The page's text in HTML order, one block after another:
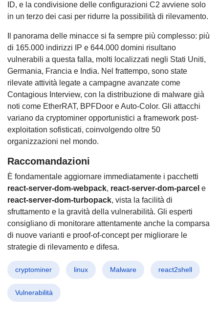
ID, e la condivisione delle configurazioni C2 avviene solo
in un terzo dei casi per ridurre la possibilità di rilevamento.
Il panorama delle minacce si fa sempre più complesso: più
di 165.000 indirizzi IP e 644.000 domini risultano
vulnerabili a questa falla, molti localizzati negli Stati Uniti,
Germania, Francia e India. Nel frattempo, sono state
rilevate attività legate a campagne avanzate come
Contagious Interview, con la distribuzione di malware già
noti come EtherRAT, BPFDoor e Auto-Color. Gli attacchi
variano da cryptominer opportunistici a framework post-
exploitation sofisticati, coinvolgendo oltre 50
organizzazioni nel mondo.
Raccomandazioni
È fondamentale aggiornare immediatamente i pacchetti
react-server-dom-webpack, react-server-dom-parcel e
react-server-dom-turbopack, vista la facilità di
sfruttamento e la gravità della vulnerabilità. Gli esperti
consigliano di monitorare attentamente anche la comparsa
di nuove varianti e proof-of-concept per migliorare le
strategie di rilevamento e difesa.
cryptominer linux Malware react2shell
Vulnerabilità